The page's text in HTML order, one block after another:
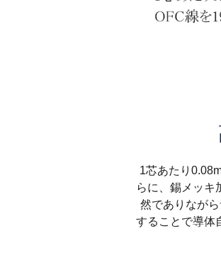
1芯あたり
らに、錫メッキ
然でありなが
することで導体